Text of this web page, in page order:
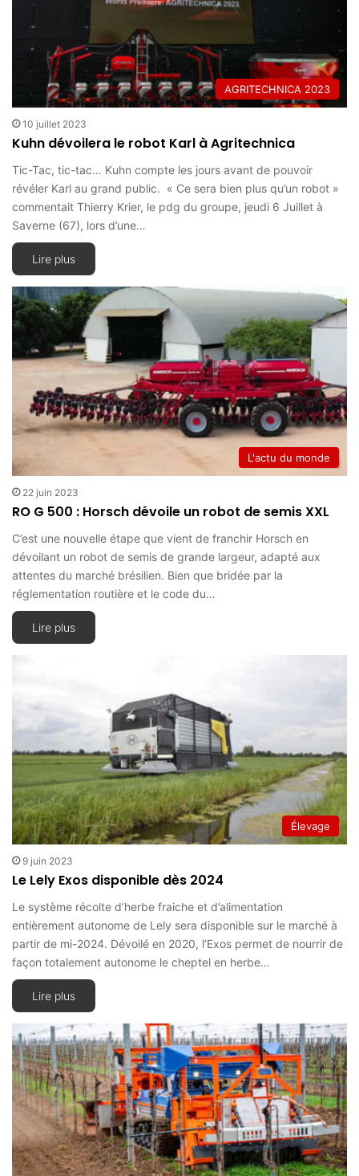
AGRITECHNICA 2023
10 juillet 2023
Kuhn dévoilera le robot Karl à Agritechnica
Tic-Tac, tic-tac… Kuhn compte les jours avant de pouvoir
révéler Karl au grand public. « Ce sera bien plus qu’un robot »
commentait Thierry Krier, le pdg du groupe, jeudi 6 Juillet à
Saverne (67), lors d’une…
Lire plus
L'actu du monde
22 juin 2023
RO G 500 : Horsch dévoile un robot de semis XXL
C’est une nouvelle étape que vient de franchir Horsch en
dévoilant un robot de semis de grande largeur, adapté aux
attentes du marché brésilien. Bien que bridée par la
réglementation routière et le code du…
Lire plus
Élevage
9 juin 2023
Le Lely Exos disponible dès 2024
Le système récolte d’herbe fraiche et d’alimentation
entièrement autonome de Lely sera disponible sur le marché à
partir de mi-2024. Dévoilé en 2020, l’Exos permet de nourrir de
façon totalement autonome le cheptel en herbe…
Lire plus